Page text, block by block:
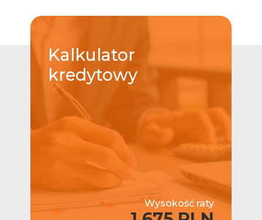
Kalkulator
kredytowy
Wysokość raty